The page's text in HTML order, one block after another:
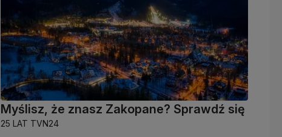
Myślisz, że znasz Zakopane? Sprawdź się
25 LAT TVN24